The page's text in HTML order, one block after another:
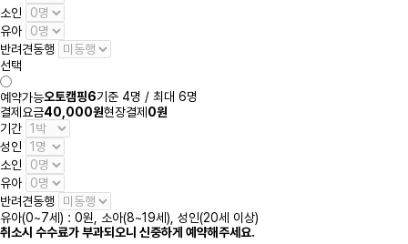
소인
유아
반려견동행
선택
예약가능오토캠핑6기준 4명 / 최대 6명
결제요금40,000원현장결제 0원
기간
성인
소인
유아
반려견동행
유아(0~7세) : 0원, 소아(8~19세), 성인(20세 이상)
취소시 수수료가 부과되오니 신중하게 예약해주세요.